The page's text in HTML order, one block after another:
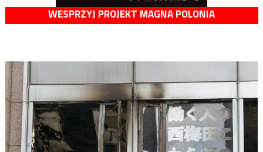
WESPRZYJ PROJEKT MAGNA POLONIA